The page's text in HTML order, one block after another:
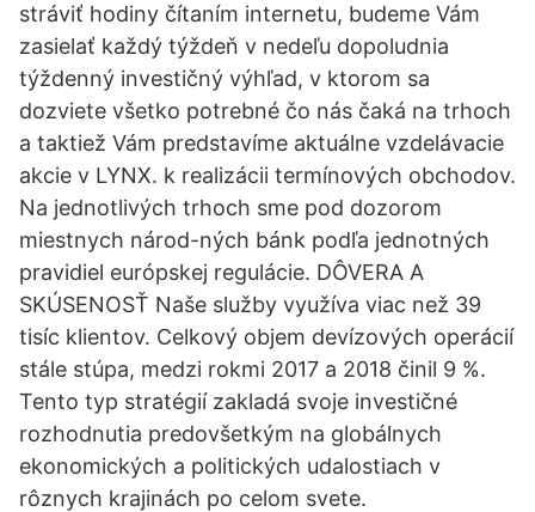
stráviť hodiny čítaním internetu, budeme Vám
zasielať každý týždeň v nedeľu dopoludnia
týždenný investičný výhľad, v ktorom sa
dozviete všetko potrebné čo nás čaká na trhoch
a taktiež Vám predstavíme aktuálne vzdelávacie
akcie v LYNX. k realizácii termínových obchodov.
Na jednotlivých trhoch sme pod dozorom
miestnych národ-ných bánk podľa jednotných
pravidiel európskej regulácie. DÔVERA A
SKÚSENOSŤ Naše služby využíva viac než 39
tisíc klientov. Celkový objem devízových operácií
stále stúpa, medzi rokmi 2017 a 2018 činil 9 %.
Tento typ stratégií zakladá svoje investičné
rozhodnutia predovšetkým na globálnych
ekonomických a politických udalostiach v
rôznych krajinách po celom svete.